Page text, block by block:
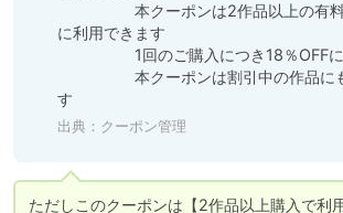
本クーポンは2作品以上の有料
に利用できます
1回のご購入につき18％OFFに
本クーポンは割引中の作品にも
す
出典： クーポン管理
ただしこのクーポンは【2作品以上購入で利